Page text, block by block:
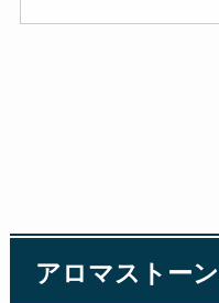
アロマストー